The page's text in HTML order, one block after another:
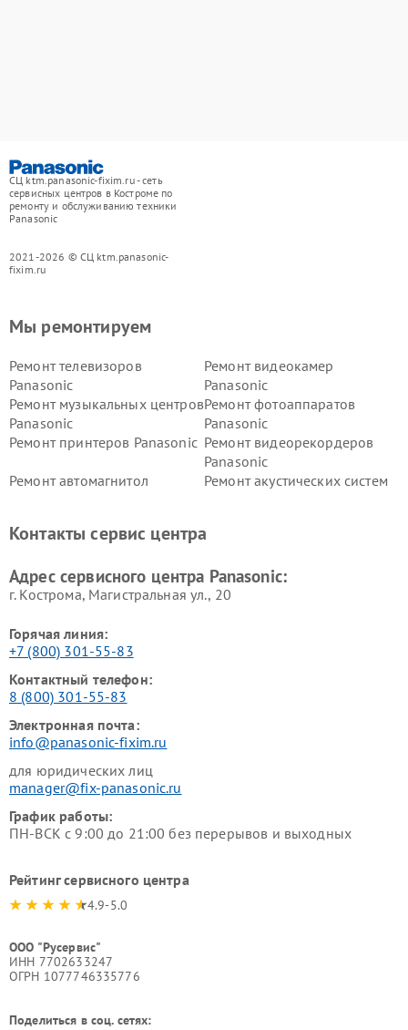
СЦ ktm.panasonic-fixim.ru - сеть
сервисных центров в Костроме по
ремонту и обслуживанию техники
Panasonic
2021-2026 © СЦ ktm.panasonic-
fixim.ru
Мы ремонтируем
Ремонт телевизоров
Panasonic
Ремонт видеокамер
Panasonic
Ремонт музыкальных центров
Panasonic
Ремонт фотоаппаратов
Panasonic
Ремонт принтеров Panasonic Ремонт видеорекордеров
Panasonic
Ремонт автомагнитол
Ремонт акустических систем
панелей Panasonic
Контакты сервис центра
Адрес сервисного центра Panasonic:
г. Кострома, Магистральная ул., 20
Горячая линия:
+7 (800) 301-55-83
Контактный телефон:
8 (800) 301-55-83
Электронная почта:
info@panasonic-fixim.ru
для юридических лиц
manager@fix-panasonic.ru
График работы:
ПН-ВСК с 9:00 до 21:00 без перерывов и выходных
Рейтинг сервисного центра
4.9-5.0
ООО "Русервис"
ИНН 7702633247
ОГРН 1077746335776
Поделиться в соц. сетях: